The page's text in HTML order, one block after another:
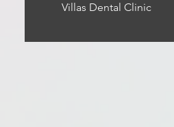
Villas Dental Clinic